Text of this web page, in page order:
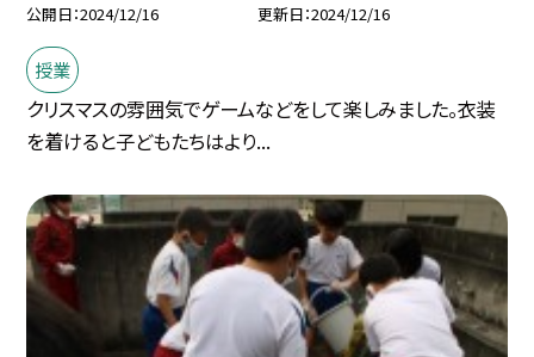
公開日 2024/12/16 更新日 2024/12/16
授業
クリスマスの雰囲気でゲームなどをして楽しみました。衣装
を着けると子どもたちはより...